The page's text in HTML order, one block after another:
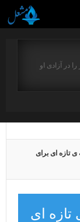
در آزادی او
ی تازه ای برای
تازه ای